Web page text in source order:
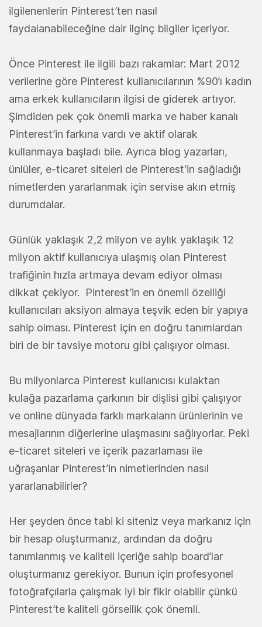
ilgilenenlerin Pinterest’ten nasıl
faydalanabileceğine dair ilginç bilgiler içeriyor.
Önce Pinterest ile ilgili bazı rakamlar: Mart 2012
verilerine göre Pinterest kullanıcılarının %90’ı kadın
ama erkek kullanıcıların ilgisi de giderek artıyor.
Şimdiden pek çok önemli marka ve haber kanalı
Pinterest’in farkına vardı ve aktif olarak
kullanmaya başladı bile. Ayrıca blog yazarları,
ünlüler, e-ticaret siteleri de Pinterest’in sağladığı
nimetlerden yararlanmak için servise akın etmiş
durumdalar.
Günlük yaklaşık 2,2 milyon ve aylık yaklaşık 12
milyon aktif kullanıcıya ulaşmış olan Pinterest
trafiğinin hızla artmaya devam ediyor olması
dikkat çekiyor. Pinterest’in en önemli özelliği
kullanıcıları aksiyon almaya teşvik eden bir yapıya
sahip olması. Pinterest için en doğru tanımlardan
biri de bir tavsiye motoru gibi çalışıyor olması.
Bu milyonlarca Pinterest kullanıcısı kulaktan
kulağa pazarlama çarkının bir dişlisi gibi çalışıyor
ve online dünyada farklı markaların ürünlerinin ve
mesajlarının diğerlerine ulaşmasını sağlıyorlar. Peki
e-ticaret siteleri ve içerik pazarlaması ile
uğraşanlar Pinterest’in nimetlerinden nasıl
yararlanabilirler?
Her şeyden önce tabi ki siteniz veya markanız için
bir hesap oluşturmanız, ardından da doğru
tanımlanmış ve kaliteli içeriğe sahip board’lar
oluşturmanız gerekiyor. Bunun için profesyonel
fotoğrafçılarla çalışmak iyi bir fikir olabilir çünkü
Pinterest’te kaliteli görsellik çok önemli.